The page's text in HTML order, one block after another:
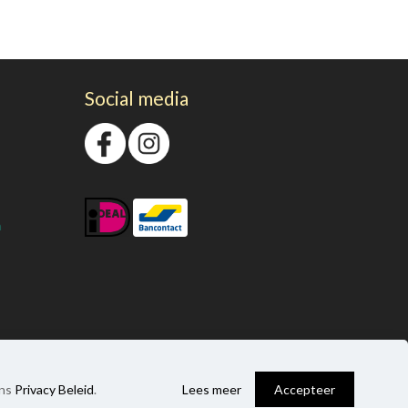
Social media
Privacy Beleid. Lees meer Accepteer